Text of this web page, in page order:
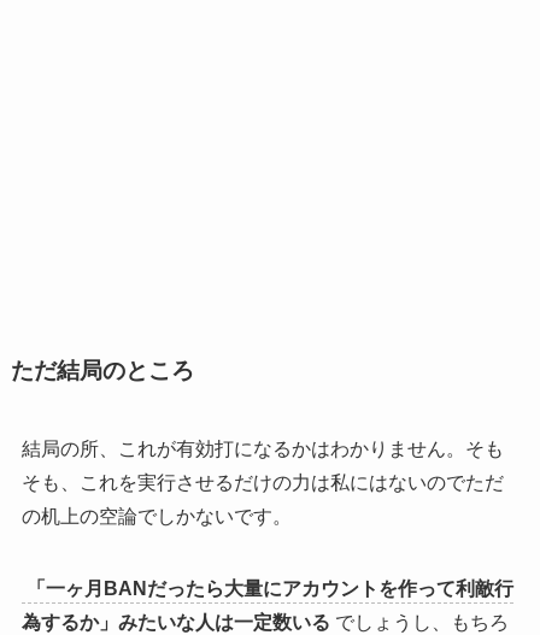
ただ結局のところ
結局の所、これが有効打になるかはわかりません。そも
そも、これを実行させるだけの力は私にはないのでただ
の机上の空論でしかないです。
「一ヶ月BANだったら大量にアカウントを作って利敵行
為するか」みたいな人は一定数いる でしょうし、もちろ